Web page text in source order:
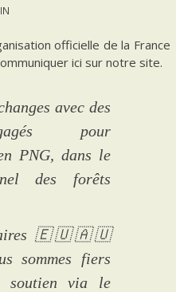
officielle de la France
ici sur notre site.
avec des
pour
PNG, dans le
des forêts
🇪🇺🇦🇺
fiers
soutien via le